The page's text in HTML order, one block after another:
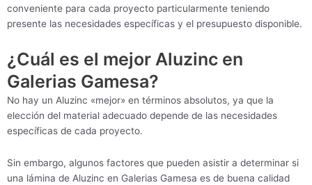
conveniente para cada proyecto particularmente teniendo
presente las necesidades específicas y el presupuesto disponible.
¿Cuál es el mejor Aluzinc en
Galerias Gamesa?
No hay un Aluzinc «mejor» en términos absolutos, ya que la
elección del material adecuado depende de las necesidades
específicas de cada proyecto.
Sin embargo, algunos factores que pueden asistir a determinar si
una lámina de Aluzinc en Galerias Gamesa es de buena calidad